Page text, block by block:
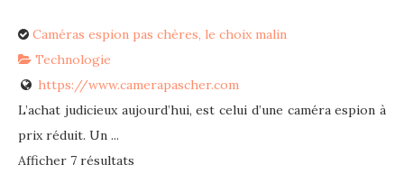
Caméras espion pas chères, le choix malin
Technologie
https://www.camerapascher.com
L’achat judicieux aujourd’hui, est celui d’une caméra espion à
prix réduit. Un ...
Afficher 7 résultats